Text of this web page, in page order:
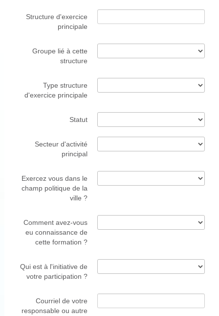
Structure d'exercice
principale
Groupe lié à cette
structure
Type structure
d'exercice principale
Statut
Secteur d'activité
principal
Exercez vous dans le
champ politique de la
ville ?
Comment avez-vous
eu connaissance de
cette formation ?
Qui est à l'initiative de
votre participation ?
Courriel de votre
responsable ou autre